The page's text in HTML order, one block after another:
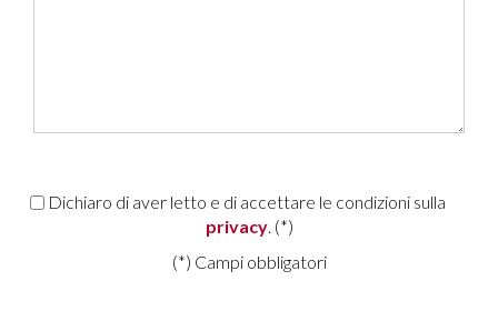
Dichiaro di aver letto e di accettare le condizioni sulla
privacy. (*)
(*) Campi obbligatori